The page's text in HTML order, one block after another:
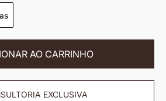
AO CARRINHO
EXCLUSIVA